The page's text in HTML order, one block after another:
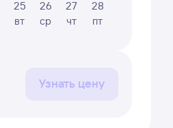
25
вт
26
ср
27
чт
28
пт
Узнать цену